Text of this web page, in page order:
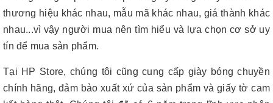
thương hiệu khác nhau, mẫu mã khác nhau, giá thành khác
nhau...vì vậy người mua nên tìm hiểu và lựa chọn cơ sở uy
tín để mua sản phẩm.
Tại HP Store, chúng tôi cũng cung cấp giày bóng chuyền
chính hãng, đảm bảo xuất xứ của sản phẩm và giấy tờ cam